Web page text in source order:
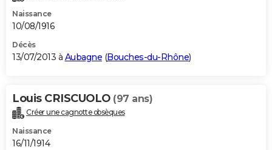
Naissance
10/08/1916
Décès
13/07/2013 à Aubagne (Bouches-du-Rhône)
Louis CRISCUOLO (97 ans)
Créer une cagnotte obsèques
Naissance
16/11/1914